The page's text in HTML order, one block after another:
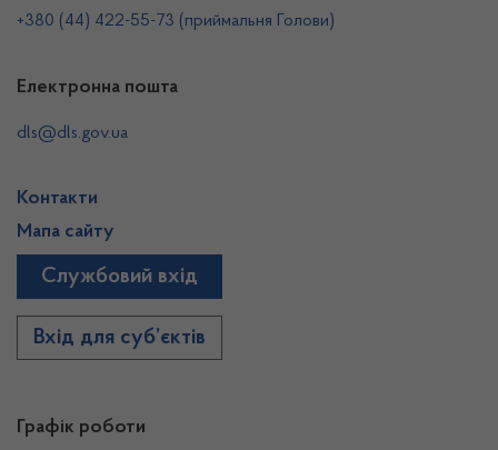
Графік роботи
+380 (44) 422-55-73 (приймальня Голови)
Електронна пошта
dls@dls.gov.ua
Контакти
Мапа сайту
Службовий вхід
Вхід для суб’єктів